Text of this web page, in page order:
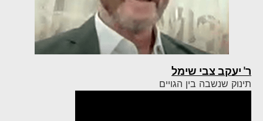
ר' יעקב צבי שימל
תינוק שנשבה בין הגויים